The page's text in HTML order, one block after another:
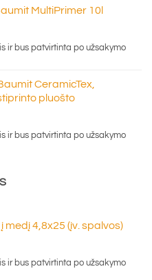
MultiPrimer 10l
ir bus patvirtinta po užsakymo
CeramicTex,
pluošto
ir bus patvirtinta po užsakymo
medį 4,8x25 (įv. spalvos)
ir bus patvirtinta po užsakymo